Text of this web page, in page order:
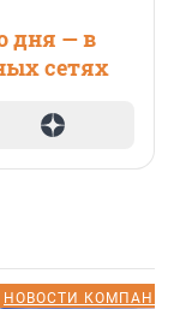
дня — в
сетях
НОВОСТИ